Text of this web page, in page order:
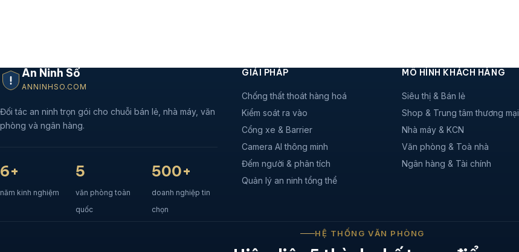
An Ninh Số
ANNINHSO.COM
Đối tác an ninh trọn gói cho chuỗi bán lẻ, nhà máy, văn
phòng và ngân hàng.
6+
năm kinh nghiệm
5
văn phòng toàn
quốc
500+
doanh nghiệp tin
chọn
GIẢI PHÁP
Chống thất thoát hàng hoá
Kiểm soát ra vào
Cổng xe & Barrier
Camera AI thông minh
Đếm người & phân tích
Quản lý an ninh tổng thể
MÔ HÌNH KHÁCH HÀNG
Siêu thị & Bán lẻ
Shop & Trung tâm thương mại
Nhà máy & KCN
Văn phòng & Toà nhà
Ngân hàng & Tài chính
HỆ THỐNG VĂN PHÒNG